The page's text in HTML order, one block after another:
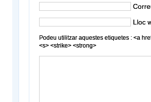
Lloc
Podeu utilitzar aquestes etiquetes : <a
<s> <strike> <strong>